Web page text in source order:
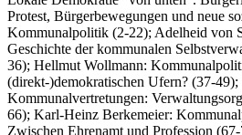
Protest, Bürgerbewegungen und neue
Kommunalpolitik (2-22); Adelheid von
Geschichte der kommunalen
36); Hellmut Wollmann:
(direkt-)demokratischen Ufern? (37-
Kommunalvertretungen:
66); Karl-Heinz Berkemeier:
Zwischen Ehrenamt und Profession